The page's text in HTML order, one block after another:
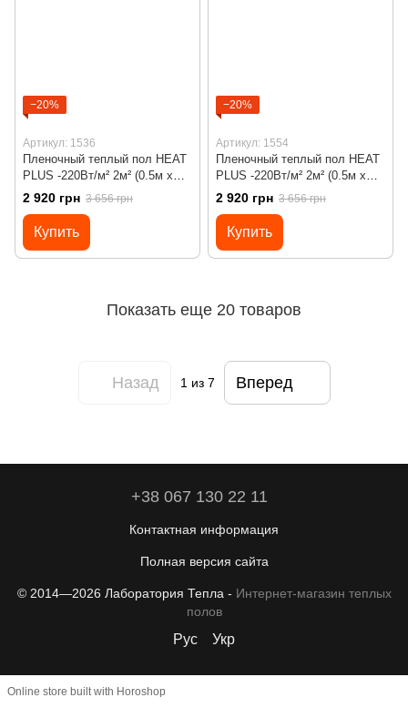
−20%
Артикул: 1536
Пленочный теплый пол HEAT
PLUS -220Вт/м² 2м² (0.5м х
4м)/ 440Вт под ламинат с
сенсорным программируемым
терморегулятором Х55
2 920 грн 3 656 грн
Купить
−20%
Артикул: 1554
Пленочный теплый пол HEAT
PLUS -220Вт/м² 2м² (0.5м х
4м)/ 440Вт под ламинат с
сенсорным программируемым
терморегулятором Х55
черным
2 920 грн 3 656 грн
Купить
Показать еще 20 товаров
Назад 1из 7 Вперед
+38 067 130 22 11
Контактная информация
Полная версия сайта
© 2014—2026 Лаборатория Тепла - Интернет-магазин теплых
полов
Рус Укр
Online store built with Horoshop